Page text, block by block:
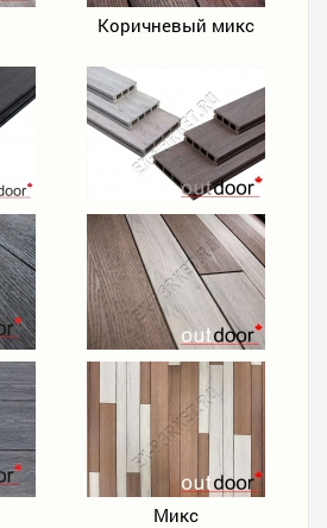
Коричневый микс
Микс